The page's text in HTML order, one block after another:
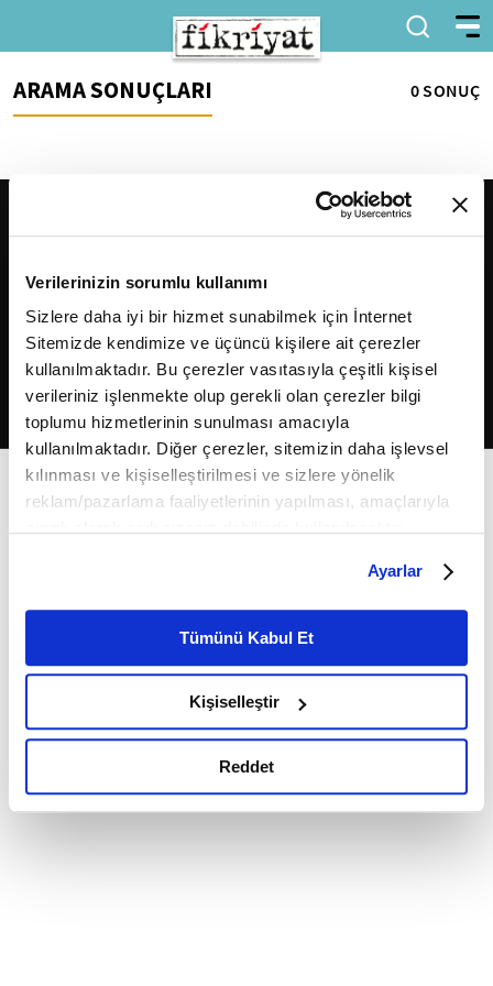
Verilerinizin sorumlu kullanımı
Sizlere daha iyi bir hizmet sunabilmek için İnternet
Sitemizde kendimize ve üçüncü kişilere ait çerezler
kullanılmaktadır. Bu çerezler vasıtasıyla çeşitli kişisel
verileriniz işlenmekte olup gerekli olan çerezler bilgi
toplumu hizmetlerinin sunulması amacıyla
kullanılmaktadır. Diğer çerezler, sitemizin daha işlevsel
kılınması ve kişiselleştirilmesi ve sizlere yönelik
reklam/pazarlama faaliyetlerinin yapılması, amaçlarıyla
belirleyebilirsiniz. Çerezlere ilişkin detaylı bilgi için
Ayarlar butonuna tıklayabilir,Çerez Bilgilendirme
Metnimizi ziyaret edebilirsiniz.
6698 sayılı Kişisel Verilerin Korunması Kanunu uyarınca
okumak ve sitemizi ziyaretiniz kapsamında
gerçekleştirilen veri işleme faaliyetleri ile ilgili daha
detaylı bilgi almak için lütfentıklayınız.
Ayarlar
Tümünü Kabul Et
Kişiselleştir
Reddet
ARAMA SONUÇLARI 0 SONUÇ
2026Fikriyat. Tüm hakları saklıdır.